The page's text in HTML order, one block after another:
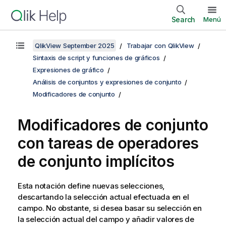
Search Menú
QlikView September 2025
Trabajar con QlikView
Sintaxis de script y funciones de gráficos
Expresiones de gráfico
Análisis de conjuntos y expresiones de conjunto
Modificadores de conjunto
Modificadores de conjunto
con tareas de operadores
de conjunto implícitos
Esta notación define nuevas selecciones,
descartando la selección actual efectuada en el
campo. No obstante, si desea basar su selección en
la selección actual del campo y añadir valores de